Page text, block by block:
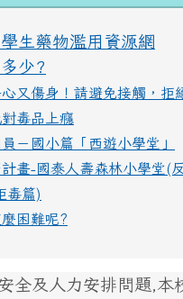
生藥物濫用資源網
少?
又傷身！請避免接觸，拒
毒品上癮
－國小篇「西遊小學堂」
畫-國泰人壽森林小學堂(
毒篇)
困難呢?
全及人力安排問題,本